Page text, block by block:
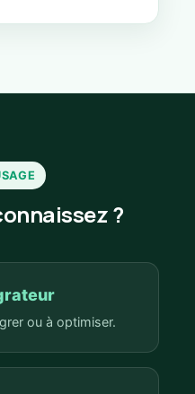
?
ou à optimiser.